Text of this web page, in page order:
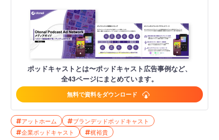
ポッドキャストとは〜ポッドキャスト広告事例など、
全43ページにまとめています。
無料で資料をダウンロード
アットホーム
ブランデッドポッドキャスト
企業ポッドキャスト
梶裕貴